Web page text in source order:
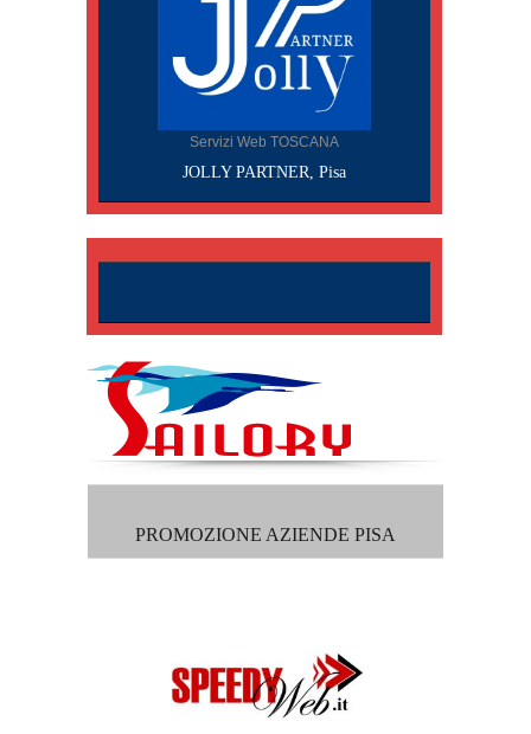
Servizi Web TOSCANA
JOLLY PARTNER, Pisa
PROMOZIONE AZIENDE PISA